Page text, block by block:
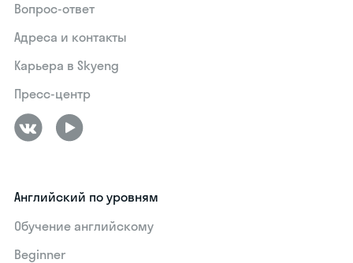
Вопрос-ответ
Адреса и контакты
Карьера в Skyeng
Пресс-центр
Английский по уровням
Обучение английскому
Beginner